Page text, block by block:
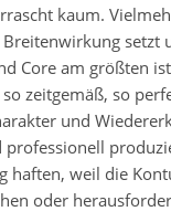
kaum.
setzt
Core am größten
zeitgemäß, so
und
weil die
oder